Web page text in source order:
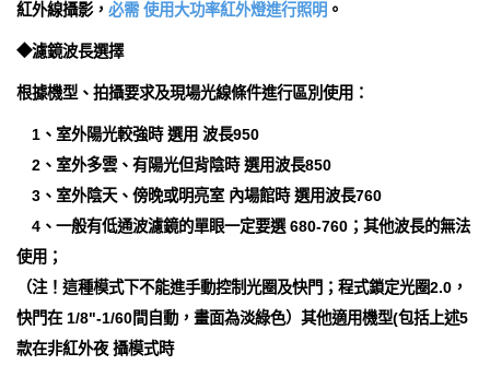
紅外線攝影， 必需 使用大功率紅外燈進行照明 。
◆濾鏡波長選擇
根據機型、拍攝要求及現場光線條件進行區別使用：
1、室外陽光較強時 選用 波長950
2、室外多雲、有陽光但背陰時 選用波長850
3、室外陰天、傍晚或明亮室 內場館時 選用波長760
4、一般有低通波濾鏡的單眼一定要選 680-760；其他波長的無法
使用；
（注！這種模式下不能進手動控制光圈及快門；程式鎖定光圈2.0，
快門在 1/8"-1/60間自動，畫面為淡綠色）其他適用機型(包括上述5
款在非紅外夜 攝模式時